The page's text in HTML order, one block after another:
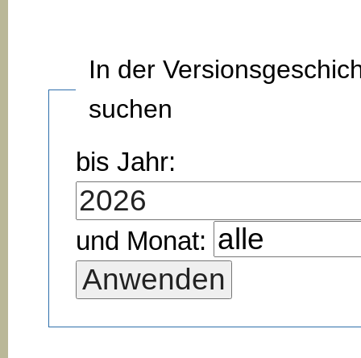
In der
suchen
bis Jahr:
und Monat: